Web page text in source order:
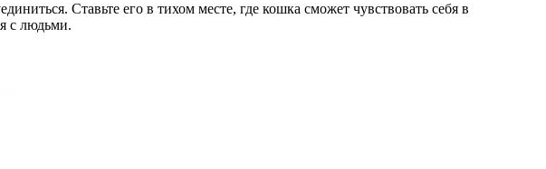
Ставьте его в тихом месте, где кошка сможет чувствовать себя в
с людьми.